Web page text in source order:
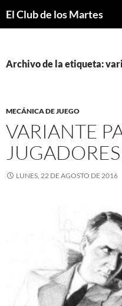
El Club de los Martes
Archivo de la etiqueta:
MECÁNICA DE JUEGO
VARIANTE
JUGADORES
LUNES, 22 DE AGOSTO DE 2016